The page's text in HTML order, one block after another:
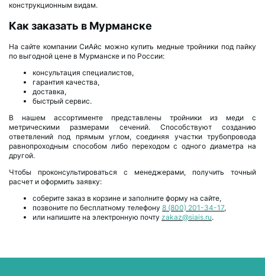
конструкционным видам.
Как заказать в Мурманске
На сайте компании СиАйс можно купить медные тройники под пайку
по выгодной цене в Мурманске и по России:
консультация специалистов,
гарантия качества,
доставка,
быстрый сервис.
В нашем ассортименте представлены тройники из меди с
метрическими размерами сечений. Способствуют созданию
ответвлений под прямым углом, соединяя участки трубопровода
равнопроходным способом либо переходом с одного диаметра на
другой.
Чтобы проконсультироваться с менеджерами, получить точный
расчет и оформить заявку:
соберите заказ в корзине и заполните форму на сайте,
позвоните по бесплатному телефону 8 (800) 201-34-17,
или напишите на электронную почту zakaz@siais.ru.